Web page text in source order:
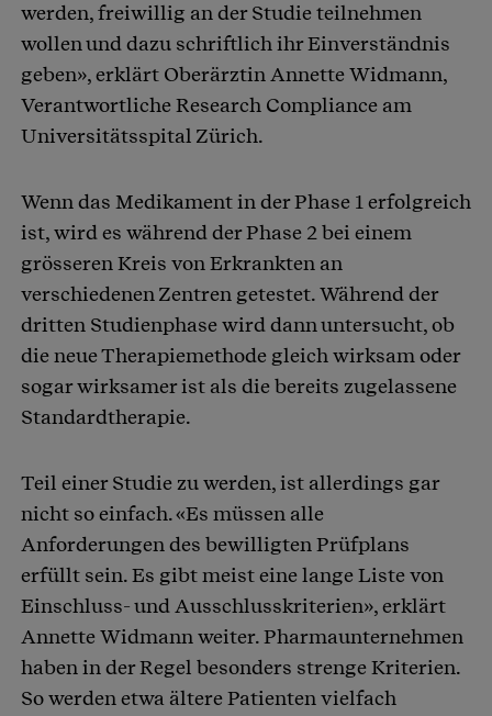
werden, freiwillig an der Studie teilnehmen
wollen und dazu schriftlich ihr Einverständnis
geben», erklärt Oberärztin Annette Widmann,
Verantwortliche Research Compliance am
Universitätsspital Zürich.
Wenn das Medikament in der Phase 1 erfolgreich
ist, wird es während der Phase 2 bei einem
grösseren Kreis von Erkrankten an
verschiedenen Zentren getestet. Während der
dritten Studienphase wird dann untersucht, ob
die neue Therapiemethode gleich wirksam oder
sogar wirksamer ist als die bereits zugelassene
Standardtherapie.
Teil einer Studie zu werden, ist allerdings gar
nicht so einfach. «Es müssen alle
Anforderungen des bewilligten Prüfplans
erfüllt sein. Es gibt meist eine lange Liste von
Einschluss- und Ausschlusskriterien», erklärt
Annette Widmann weiter. Pharmaunternehmen
haben in der Regel besonders strenge Kriterien.
So werden etwa ältere Patienten vielfach